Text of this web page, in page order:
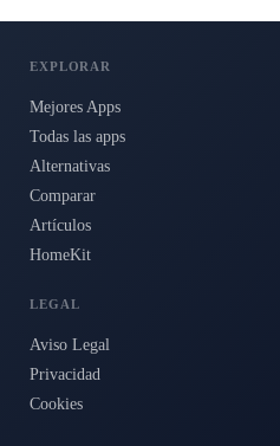
EXPLORAR
Mejores Apps
Todas las apps
Alternativas
Comparar
Artículos
HomeKit
LEGAL
Aviso Legal
Privacidad
Cookies